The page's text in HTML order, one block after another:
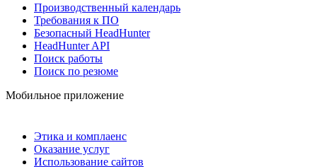
Производственный календарь
Требования к ПО
Безопасный HeadHunter
HeadHunter API
Поиск работы
Поиск по резюме
Мобильное приложение
Этика и комплаенс
Оказание услуг
Использование сайтов